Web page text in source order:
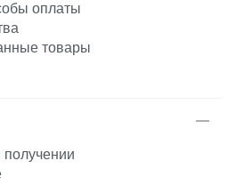
оплаты
товары